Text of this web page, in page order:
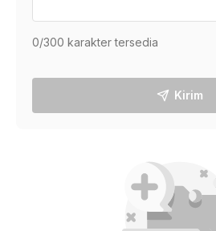
0/300 karakter tersedia
Kirim